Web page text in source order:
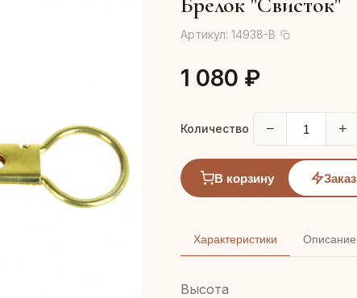
Артикул: 14938-В
1 080 ₽
Количество − +
В корзину Заказ
Характеристики Описание
Высота